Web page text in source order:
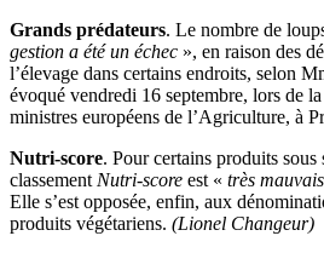
Grands prédateurs. Le nombre de
gestion a été un échec », en raison des
l’élevage dans certains endroits, selon
évoqué vendredi 16 septembre, lors de
ministres européens de l’Agriculture, à
Nutri-score. Pour certains produits
classement Nutri-score est « très mauvais
Elle s’est opposée, enfin, aux
produits végétariens. (Lionel Changeur)